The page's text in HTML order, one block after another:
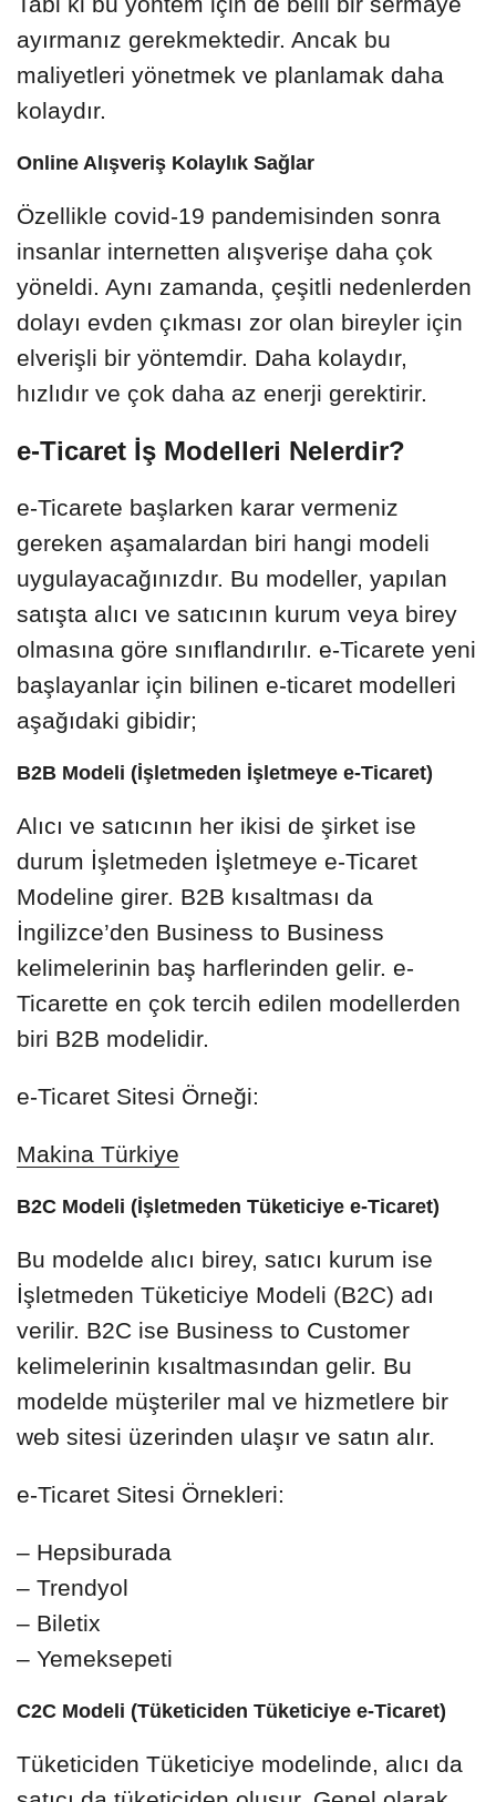
ayırmanız gerekmektedir. Ancak bu
maliyetleri yönetmek ve planlamak daha
kolaydır.
Online Alışveriş Kolaylık Sağlar
Özellikle covid-19 pandemisinden sonra
insanlar internetten alışverişe daha çok
yöneldi. Aynı zamanda, çeşitli nedenlerden
dolayı evden çıkması zor olan bireyler için
elverişli bir yöntemdir. Daha kolaydır,
hızlıdır ve çok daha az enerji gerektirir.
e-Ticaret İş Modelleri Nelerdir?
e-Ticarete başlarken karar vermeniz
gereken aşamalardan biri hangi modeli
uygulayacağınızdır. Bu modeller, yapılan
satışta alıcı ve satıcının kurum veya birey
olmasına göre sınıflandırılır. e-Ticarete yeni
başlayanlar için bilinen e-ticaret modelleri
aşağıdaki gibidir;
B2B Modeli (İşletmeden İşletmeye e-Ticaret)
Alıcı ve satıcının her ikisi de şirket ise
durum İşletmeden İşletmeye e-Ticaret
Modeline girer. B2B kısaltması da
İngilizce’den Business to Business
kelimelerinin baş harflerinden gelir. e-
Ticarette en çok tercih edilen modellerden
biri B2B modelidir.
e-Ticaret Sitesi Örneği:
Makina Türkiye
B2C Modeli (İşletmeden Tüketiciye e-Ticaret)
Bu modelde alıcı birey, satıcı kurum ise
İşletmeden Tüketiciye Modeli (B2C) adı
verilir. B2C ise Business to Customer
kelimelerinin kısaltmasından gelir. Bu
modelde müşteriler mal ve hizmetlere bir
web sitesi üzerinden ulaşır ve satın alır.
e-Ticaret Sitesi Örnekleri:
– Hepsiburada
– Trendyol
– Biletix
– Yemeksepeti
C2C Modeli (Tüketiciden Tüketiciye e-Ticaret)
Tüketiciden Tüketiciye modelinde, alıcı da